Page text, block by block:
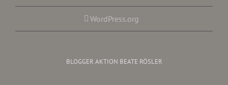
WordPress.org
BLOGGER AKTION BEATE RÖSLER